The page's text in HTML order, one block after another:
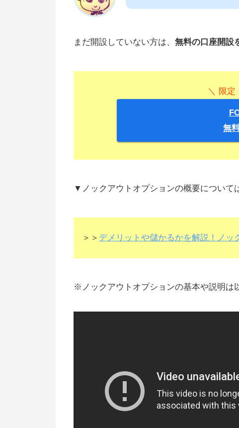
まだ開設していない方は、 無料の口座開設
＼ 限定
無
▼ノックアウトオプションの概要について
＞＞ デメリットや儲かるかを解説！ノッ
※ノックアウトオプションの基本や説明は